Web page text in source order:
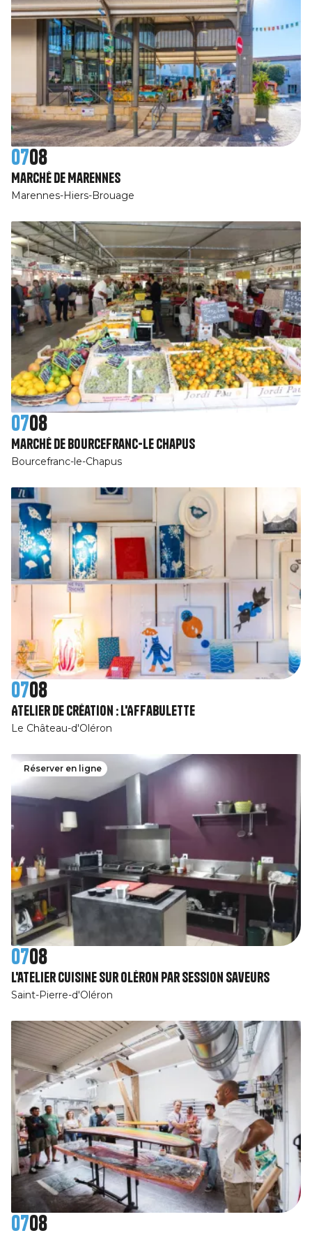
0708
Marché de Marennes
Marennes-Hiers-Brouage
0708
Marché de Bourcefranc-Le Chapus
Bourcefranc-le-Chapus
0708
Atelier de création : l'Affabulette
Le Château-d'Oléron
Réserver en ligne
0708
L'atelier cuisine sur Oléron par Session SaveurS
Saint-Pierre-d'Oléron
0708